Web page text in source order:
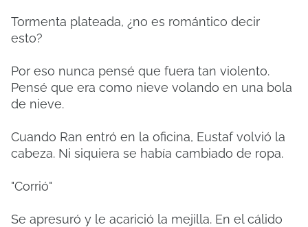
Tormenta plateada, ¿no es romántico decir
esto?
Por eso nunca pensé que fuera tan violento.
Pensé que era como nieve volando en una bola
de nieve.
Cuando Ran entró en la oficina, Eustaf volvió la
cabeza. Ni siquiera se había cambiado de ropa.
"Corrió"
Se apresuró y le acarició la mejilla. En el cálido